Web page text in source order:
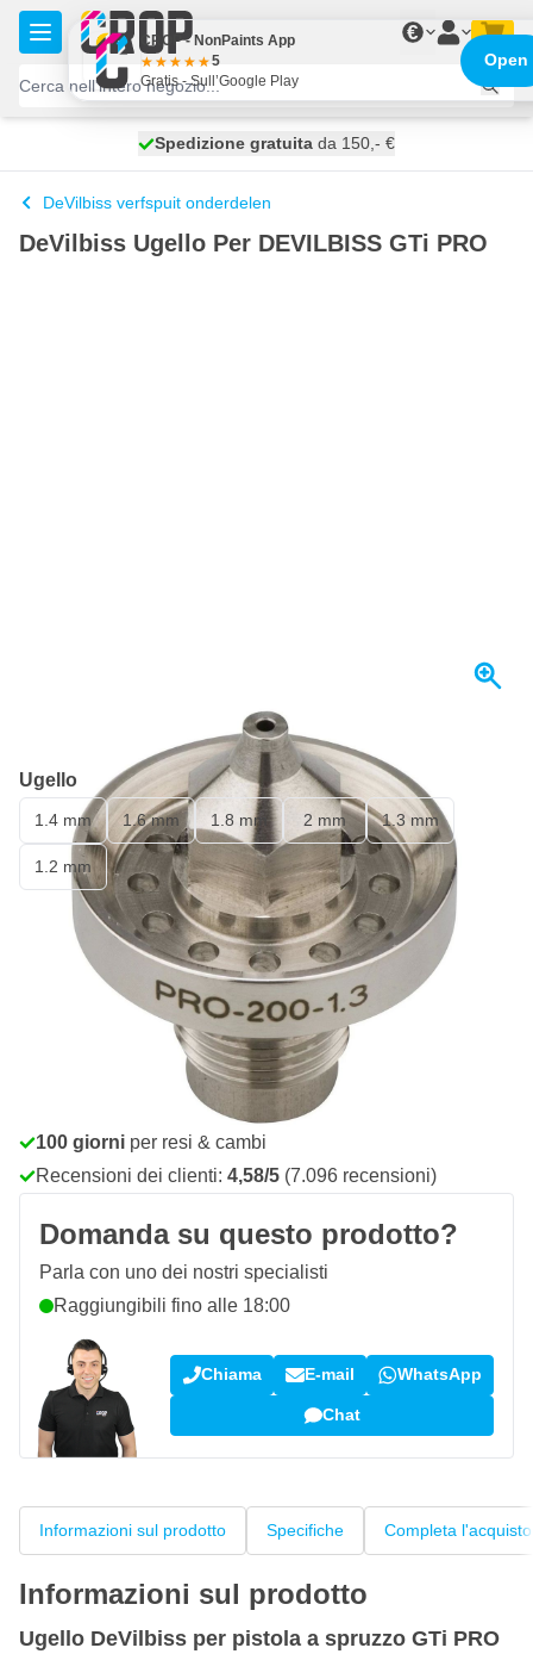
Salta al contenuto
€
spedito oggi
Spedizione gratuita da 150,- €
100 giorni
DeVilbiss verfspuit onderdelen
DeVilbiss Ugello Per DEVILBISS GTi PRO
Ugello
1.4 mm 1.6 mm 1.8 mm 2 mm 1.3 mm
1.2 mm
184,22€ incl. IVA
Aggiungi al Carrello
Ordina entro le 22:59,spedito oggi
Spedizione gratuitada 150,- €
100 giorni per resi & cambi
Recensioni dei clienti: 4,58/5 (7.096 recensioni)
Domanda su questo prodotto?
Parla con uno dei nostri specialisti
Raggiungibili fino alle 18:00
Chiama E-mail WhatsApp
Chat
Informazioni sul prodotto Specifiche Completa l'acquisto
Informazioni sul prodotto
Ugello DeVilbiss per pistola a spruzzo GTi PRO
CROP - NonPaints App
5
Gratis - Sull’Google Play
Open